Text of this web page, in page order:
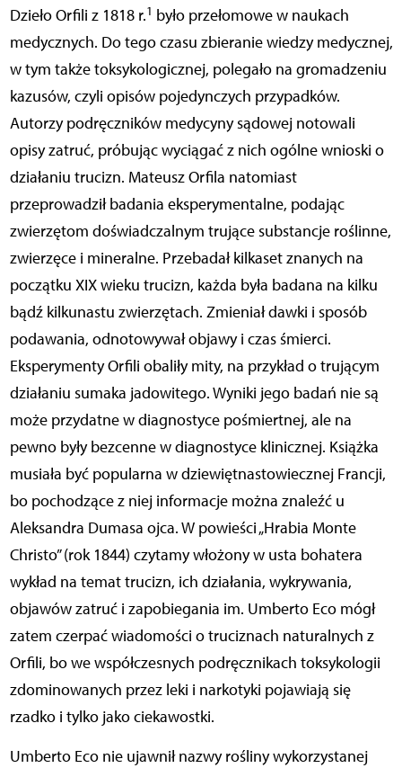
Dzieło Orfili z 1818 r.1 było przełomowe w naukach
medycznych. Do tego czasu zbieranie wiedzy medycznej,
w tym także toksykologicznej, polegało na gromadzeniu
kazusów, czyli opisów pojedynczych przypadków.
Autorzy podręczników medycyny sądowej notowali
opisy zatruć, próbując wyciągać z nich ogólne wnioski o
działaniu trucizn. Mateusz Orfila natomiast
przeprowadził badania eksperymentalne, podając
zwierzętom doświadczalnym trujące substancje roślinne,
zwierzęce i mineralne. Przebadał kilkaset znanych na
początku XIX wieku trucizn, każda była badana na kilku
bądź kilkunastu zwierzętach. Zmieniał dawki i sposób
podawania, odnotowywał objawy i czas śmierci.
Eksperymenty Orfili obaliły mity, na przykład o trującym
działaniu sumaka jadowitego. Wyniki jego badań nie są
może przydatne w diagnostyce pośmiertnej, ale na
pewno były bezcenne w diagnostyce klinicznej. Książka
musiała być popularna w dziewiętnastowiecznej Francji,
bo pochodzące z niej informacje można znaleźć u
Aleksandra Dumasa ojca. W powieści „Hrabia Monte
Christo” (rok 1844) czytamy włożony w usta bohatera
wykład na temat trucizn, ich działania, wykrywania,
objawów zatruć i zapobiegania im. Umberto Eco mógł
zatem czerpać wiadomości o truciznach naturalnych z
Orfili, bo we współczesnych podręcznikach toksykologii
zdominowanych przez leki i narkotyki pojawiają się
rzadko i tylko jako ciekawostki.
Umberto Eco nie ujawnił nazwy rośliny wykorzystanej